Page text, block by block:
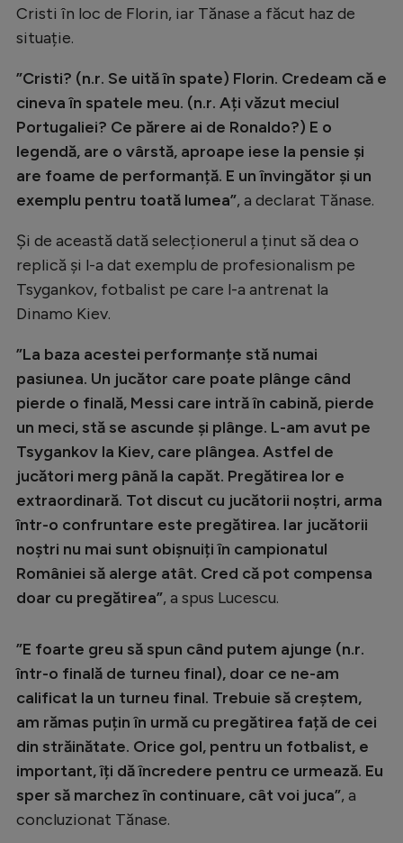
Cristi în loc de Florin, iar Tănase a făcut haz de
situație.
”Cristi? (n.r. Se uită în spate) Florin. Credeam că e
cineva în spatele meu. (n.r. Ați văzut meciul
Portugaliei? Ce părere ai de Ronaldo?) E o
legendă, are o vârstă, aproape iese la pensie și
are foame de performanță. E un învingător și un
exemplu pentru toată lumea”, a declarat Tănase.
Și de această dată selecționerul a ținut să dea o
replică și l-a dat exemplu de profesionalism pe
Tsygankov, fotbalist pe care l-a antrenat la
Dinamo Kiev.
”La baza acestei performanțe stă numai
pasiunea. Un jucător care poate plânge când
pierde o finală, Messi care intră în cabină, pierde
un meci, stă se ascunde și plânge. L-am avut pe
Tsygankov la Kiev, care plângea. Astfel de
jucători merg până la capăt. Pregătirea lor e
extraordinară. Tot discut cu jucătorii noștri, arma
într-o confruntare este pregătirea. Iar jucătorii
noștri nu mai sunt obișnuiți în campionatul
României să alerge atât. Cred că pot compensa
doar cu pregătirea”, a spus Lucescu.
”E foarte greu să spun când putem ajunge (n.r.
într-o finală de turneu final), doar ce ne-am
calificat la un turneu final. Trebuie să creștem,
am rămas puțin în urmă cu pregătirea față de cei
din străinătate. Orice gol, pentru un fotbalist, e
important, îți dă încredere pentru ce urmează. Eu
sper să marchez în continuare, cât voi juca”, a
concluzionat Tănase.